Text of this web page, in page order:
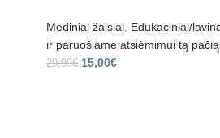
Mediniai žaislai Edukaciniai/
ir paruošiame atsiėmimui tą
29,99€ 15,00€